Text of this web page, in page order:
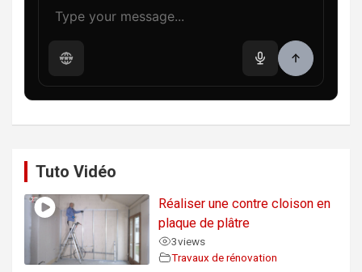
Tuto Vidéo
Réaliser une contre cloison en
plaque de plâtre
3views
Travaux de rénovation